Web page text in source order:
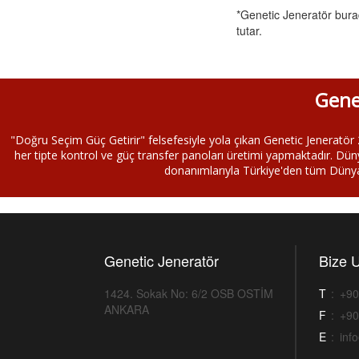
*Genetic Jeneratör
tutar.
"Doğru Seçim Güç Getirir" felsefesiyle yola çıkan Genetic
her tipte kontrol ve güç transfer panoları üretimi yapmaktadır.
donanımlarıyla Türkiye'den tüm
Genetic Jeneratör
1424. Sokak No: 6/2 OSB OSTİM
ANKARA
Bize
T :
F :
E :